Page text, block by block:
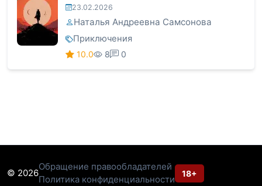
23.02.2026
Наталья Андреевна Самсонова
Приключения
10.0 8 0
© 2026
Обращение правообладателей
Политика конфиденциальности
18+